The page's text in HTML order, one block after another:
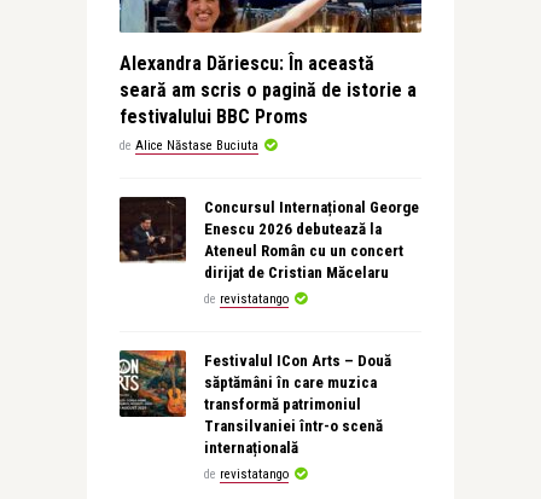
Alexandra Dăriescu: În această
seară am scris o pagină de istorie a
festivalului BBC Proms
de Alice Năstase Buciuta
Concursul Internațional George
Enescu 2026 debutează la
Ateneul Român cu un concert
dirijat de Cristian Măcelaru
de revistatango
Festivalul ICon Arts – Două
săptămâni în care muzica
transformă patrimoniul
Transilvaniei într-o scenă
internațională
de revistatango